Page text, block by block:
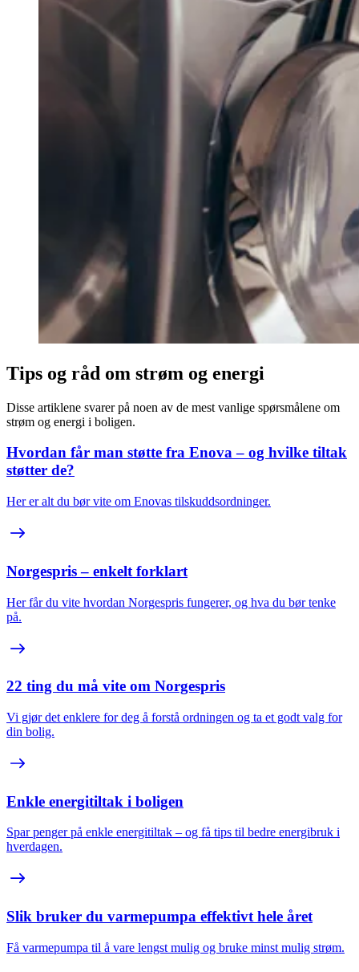
Tips og råd om strøm og energi
Disse artiklene svarer på noen av de mest vanlige spørsmålene om
strøm og energi i boligen.
Hvordan får man støtte fra Enova – og hvilke tiltak
støtter de?
Her er alt du bør vite om Enovas tilskuddsordninger.
Norgespris – enkelt forklart
Her får du vite hvordan Norgespris fungerer, og hva du bør tenke
på.
22 ting du må vite om Norgespris
Vi gjør det enklere for deg å forstå ordningen og ta et godt valg for
din bolig.
Enkle energitiltak i boligen
Spar penger på enkle energitiltak – og få tips til bedre energibruk i
hverdagen.
Slik bruker du varmepumpa effektivt hele året
Få varmepumpa til å vare lengst mulig og bruke minst mulig strøm.